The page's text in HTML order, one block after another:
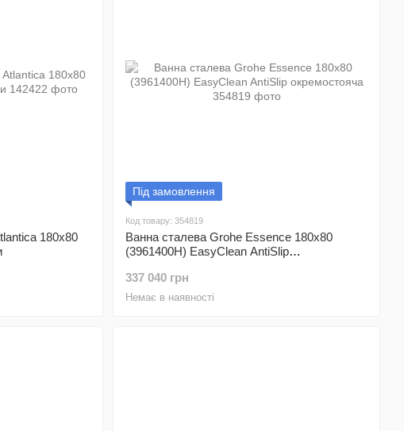
180x80
Під замовлення
Код товару: 354819
Ванна сталева Grohe Essence 180x80
(3961400H) EasyClean AntiSlip
337 040 грн
Немає в наявності